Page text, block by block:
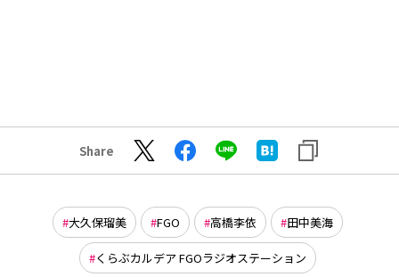
Share
大久保瑠美 FGO 高橋李依 田中美海
くらぶカルデア FGOラジオステーション